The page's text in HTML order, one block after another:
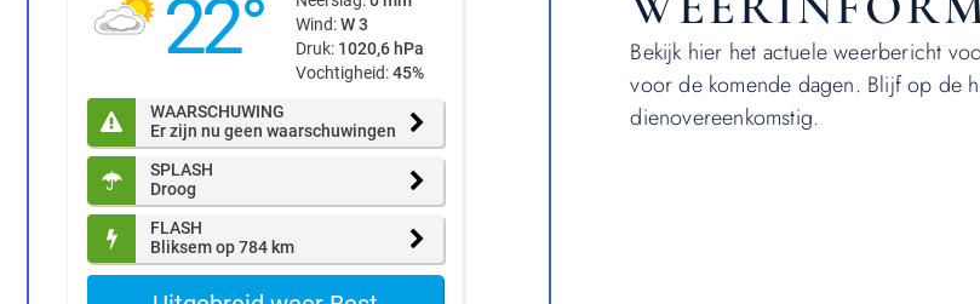
Bekijk hier het actuele weerbericht
voor de komende dagen. Blijf op de
dienovereenkomstig.